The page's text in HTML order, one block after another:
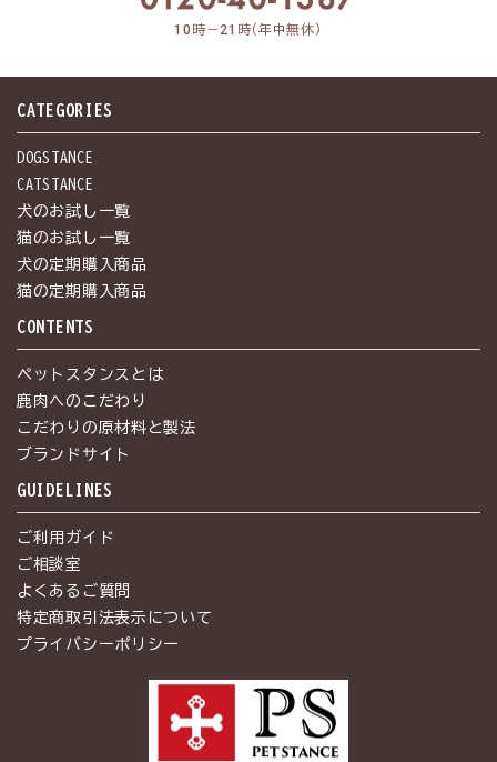
10 時－ 21 時(年中無休)
CATEGORIES
DOGSTANCE
CATSTANCE
犬のお試し一覧
猫のお試し一覧
犬の定期購入商品
猫の定期購入商品
CONTENTS
ペットスタンスとは
鹿肉へのこだわり
こだわりの原材料と製法
ブランドサイト
GUIDELINES
ご利用ガイド
ご相談室
よくあるご質問
特定商取引法表示について
プライバシーポリシー